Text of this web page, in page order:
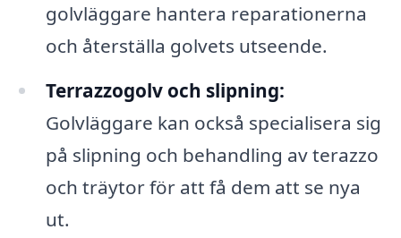
golvläggare hantera reparationerna
och återställa golvets utseende.
Terrazzogolv och slipning:
Golvläggare kan också specialisera sig
på slipning och behandling av terazzo
och träytor för att få dem att se nya
ut.